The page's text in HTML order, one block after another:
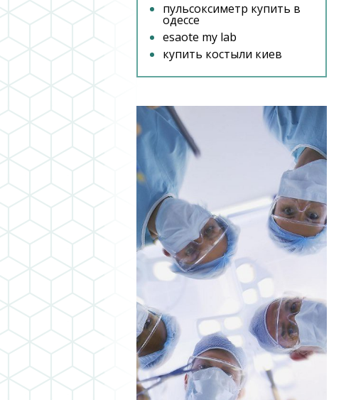
пульсоксиметр купить в
одессе
esaote my lab
купить костыли киев